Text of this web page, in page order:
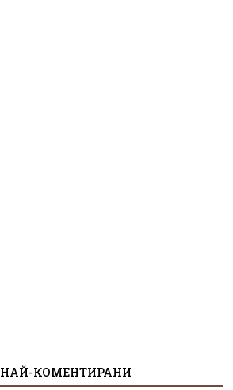
НАЙ-КОМЕНТИРАНИ